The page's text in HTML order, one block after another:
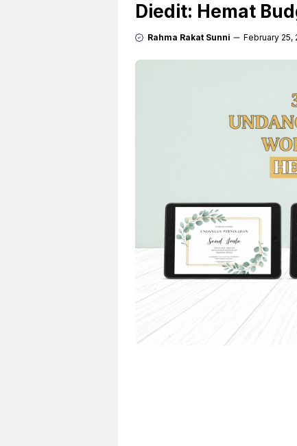
Diedit: Hemat
Rahma Rakat Sunni February 25,